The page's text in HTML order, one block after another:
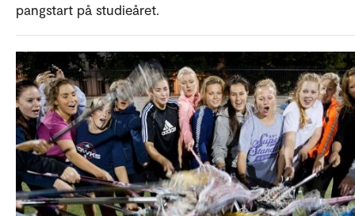
pangstart på studieåret.